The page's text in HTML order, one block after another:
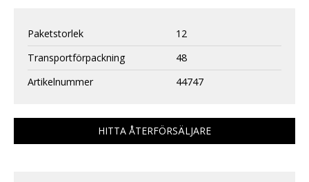
Paketstorlek
12
Transportförpackning
48
Artikelnummer
44747
HITTA ÅTERFÖRSÄLJARE